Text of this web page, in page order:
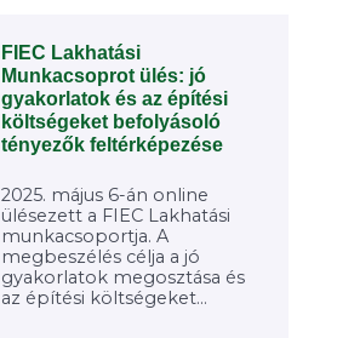
FIEC Lakhatási
Munkacsoprot ülés: jó
gyakorlatok és az építési
költségeket befolyásoló
tényezők feltérképezése
2025. május 6-án online
ülésezett a FIEC Lakhatási
munkacsoportja. A
megbeszélés célja a jó
gyakorlatok megosztása és
az építési költségeket...